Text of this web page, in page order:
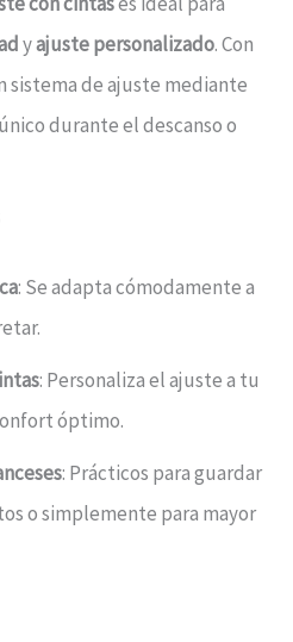
yajuste personalizado. Con
sistema de ajuste mediante
durante el descanso o
: Se adapta cómodamente a
: Personaliza el ajuste a tu
óptimo.
: Prácticos para guardar
o simplemente para mayor